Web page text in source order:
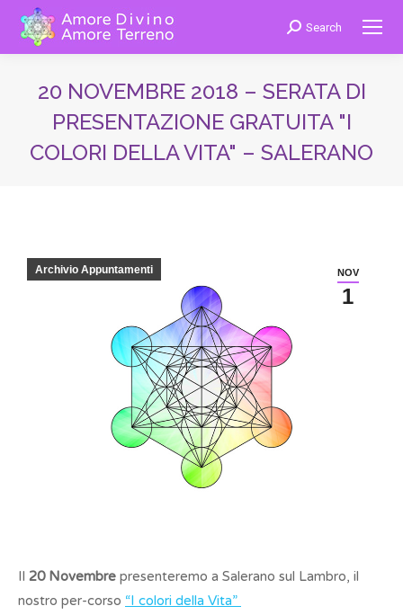
Cerca:Search
20 NOVEMBRE 2018 – SERATA DI
PRESENTAZIONE GRATUITA "I
COLORI DELLA VITA" – SALERANO
NOV
1
Archivio Appuntamenti
Il 20 Novembre presenteremo a Salerano sul Lambro, il
nostro per-corso “I colori della Vita”